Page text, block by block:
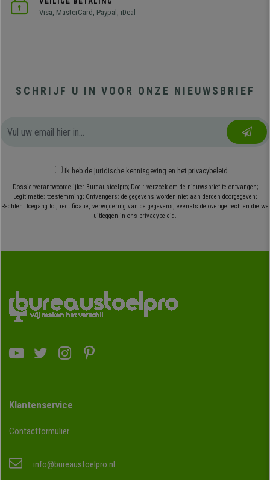
Visa, MasterCard, Paypal, iDeal
SCHRIJF U IN VOOR ONZE NIEUWSBRIEF
Ik heb de juridische kennisgeving en het privacybeleid
Dossierverantwoordelijke: Bureaustoelpro; Doel: verzoek om de nieuwsbrief te ontvangen;
Legitimatie: toestemming; Ontvangers: de gegevens worden niet aan derden doorgegeven;
Rechten: toegang tot, rectificatie, verwijdering van de gegevens, evenals de overige rechten die we
uitleggen in ons privacybeleid.
Klantenservice
Contactformulier
info@bureaustoelpro.nl